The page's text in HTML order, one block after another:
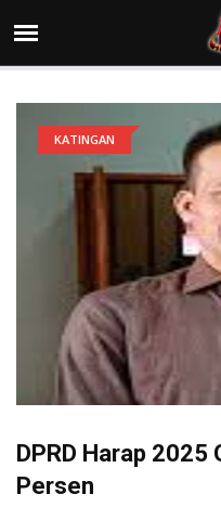
KATINGAN
DPRD Harap 2025
Persen